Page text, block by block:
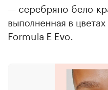
— серебряно-бело-
выполненная в
Formula E Evo.